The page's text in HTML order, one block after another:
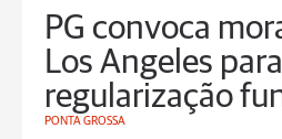
PG convoca
Los Angeles para
regularização
PONTA GROSSA